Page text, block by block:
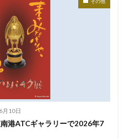
月10日
南港ATCギャラリーで2026年7